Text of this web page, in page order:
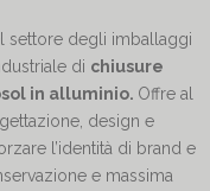
settore degli imballaggi
di chiusure
in alluminio. Offre al
design e
l’identità di brand e
e massima